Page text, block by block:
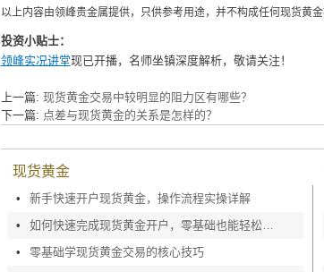
以上内容由领峰贵金属提供，只供参考用途，并不构成任何现货黄
投资小贴士：
领峰实况讲堂现已开播，名师坐镇深度解析，敬请关注！
上一篇: 现货黄金交易中较明显的阻力区有哪些？
下一篇: 点差与现货黄金的关系是怎样的？
现货黄金
•
新手快速开户现货黄金，操作流程实操详解
•
如何快速完成现货黄金开户，零基础也能轻松上手
•
零基础学现货黄金交易的核心技巧